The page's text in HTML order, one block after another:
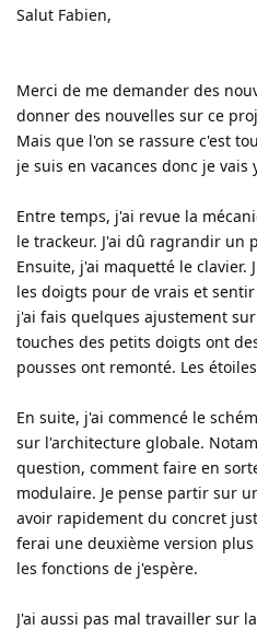
Salut Fabien,
Merci de me demander des
donner des nouvelles sur ce
Mais que l'on se rassure c'est
je suis en vacances donc je
Entre temps, j'ai revue la
le trackeur. J'ai dû ragrandir un
Ensuite, j'ai maquetté le clavier.
les doigts pour de vrais et
j'ai fais quelques ajustement
touches des petits doigts ont
pousses ont remonté. Les
En suite, j'ai commencé le
sur l'architecture globale.
question, comment faire en
modulaire. Je pense partir sur
avoir rapidement du concret
ferai une deuxième version
les fonctions de j'espère.
J'ai aussi pas mal travailler sur